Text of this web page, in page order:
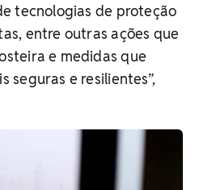
tecnologias de proteção
entre outras ações que
e medidas que
seguras e resilientes”,